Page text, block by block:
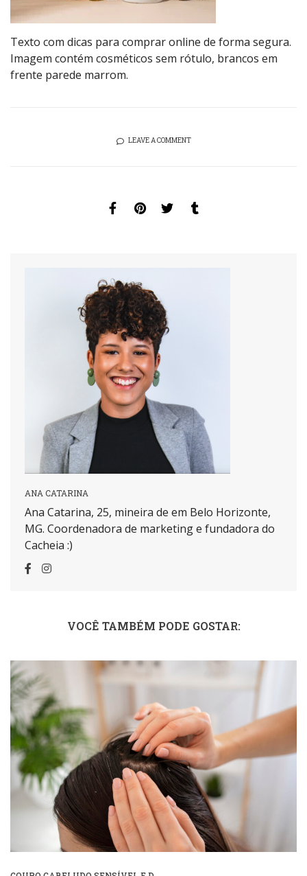
Texto com dicas para comprar online de forma segura.
Imagem contém cosméticos sem rótulo, brancos em
frente parede marrom.
LEAVE A COMMENT
ANA CATARINA
Ana Catarina, 25, mineira de em Belo Horizonte,
MG. Coordenadora de marketing e fundadora do
Cacheia :)
VOCÊ TAMBÉM PODE GOSTAR: